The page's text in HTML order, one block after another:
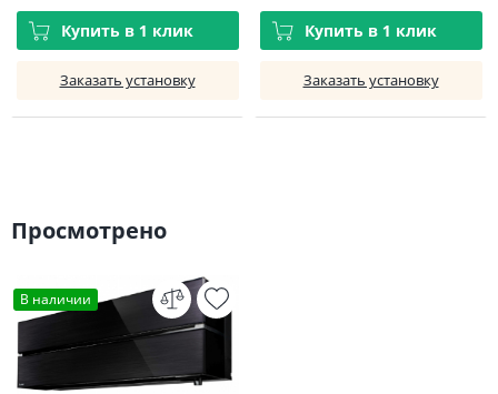
Купить в 1 клик
Заказать установку
Купить в 1 клик
Заказать установку
Просмотрено
В наличии